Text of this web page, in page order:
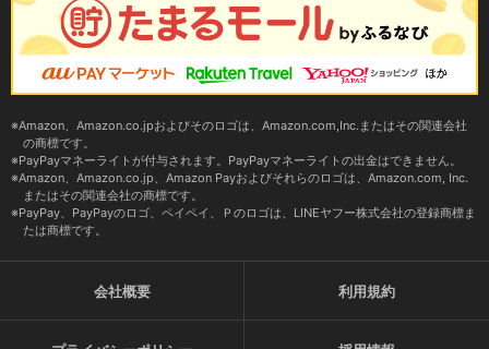
Amazon、Amazon.co.jpおよびそのロゴは、Amazon.com,Inc.またはその関連会社
の商標です。
PayPayマネーライトが付与されます。PayPayマネーライトの出金はできません。
Amazon、Amazon.co.jp、Amazon Payおよびそれらのロゴは、Amazon.com, Inc.
またはその関連会社の商標です。
PayPay、PayPayのロゴ、ペイペイ、Ｐのロゴは、LINEヤフー株式会社の登録商標ま
たは商標です。
会社概要 利用規約